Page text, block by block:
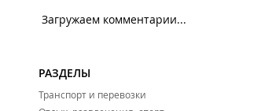
Загружаем комментарии...
РАЗДЕЛЫ
Транспорт и перевозки